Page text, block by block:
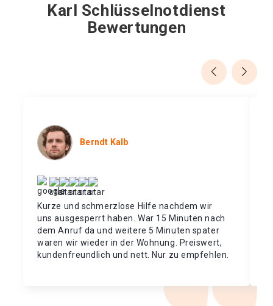
Karl Schlüsselnotdienst
Bewertungen
Berndt Kalb
Kurze und schmerzlose Hilfe nachdem wir
uns ausgesperrt haben. War 15 Minuten nach
dem Anruf da und weitere 5 Minuten spater
waren wir wieder in der Wohnung. Preiswert,
kundenfreundlich und nett. Nur zu empfehlen.